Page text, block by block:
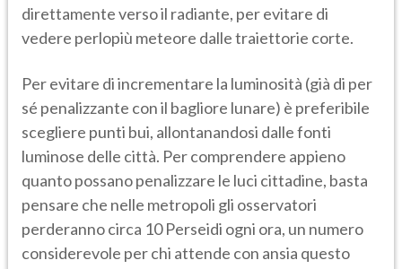
direttamente verso il radiante, per evitare di
vedere perlopiù meteore dalle traiettorie corte.
Per evitare di incrementare la luminosità (già di per
sé penalizzante con il bagliore lunare) è preferibile
scegliere punti bui, allontanandosi dalle fonti
luminose delle città. Per comprendere appieno
quanto possano penalizzare le luci cittadine, basta
pensare che nelle metropoli gli osservatori
perderanno circa 10 Perseidi ogni ora, un numero
considerevole per chi attende con ansia questo